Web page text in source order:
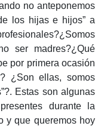
no anteponemos
los hijas e hijos” a
ser madres?¿Qué
por primera ocasión
¿Son ellas, somos
Estas son algunas
durante la
y que queremos hoy